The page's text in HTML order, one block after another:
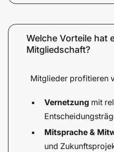
Welche Vorteile hat
Mitgliedschaft?
Mitglieder profitieren
Vernetzung mit
Mitsprache &
und